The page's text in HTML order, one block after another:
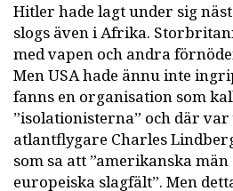
Hitler hade lagt under sig
slogs även i Afrika.
med vapen och andra
Men USA hade ännu inte
fanns en organisation som
”isolationisterna” och där
atlantflygare Charles
som sa att ”amerikanska
europeiska slagfält”. Men